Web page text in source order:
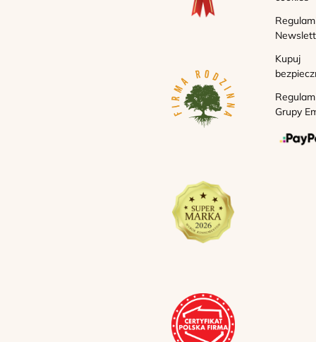
Kupuj
Grupy